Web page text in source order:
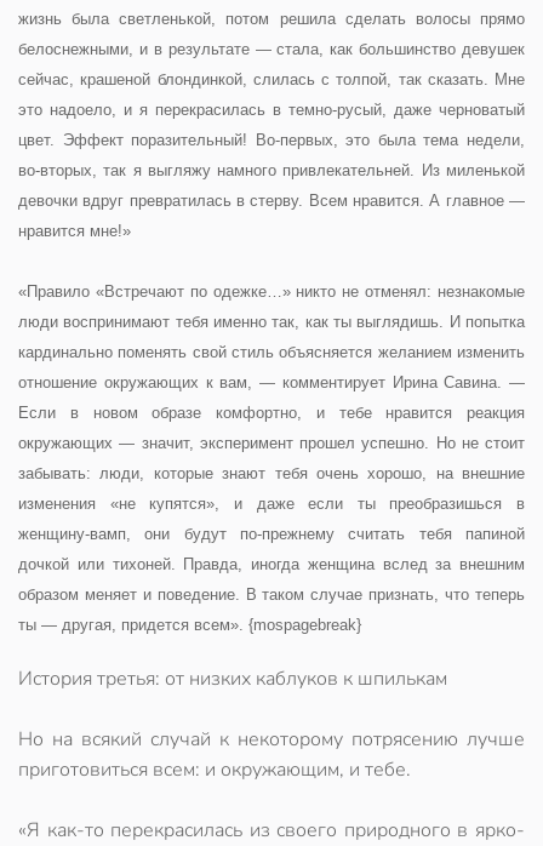
жизнь была светленькой, потом решила сделать волосы прямо
белоснежными, и в результате — стала, как большинство девушек
сейчас, крашеной блондинкой, слилась с толпой, так сказать. Мне
это надоело, и я перекрасилась в темно-русый, даже черноватый
цвет. Эффект поразительный! Во-первых, это была тема недели,
во-вторых, так я выгляжу намного привлекательней. Из миленькой
девочки вдруг превратилась в стерву. Всем нравится. А главное —
нравится мне!»
«Правило «Встречают по одежке…» никто не отменял: незнакомые
люди воспринимают тебя именно так, как ты выглядишь. И попытка
кардинально поменять свой стиль объясняется желанием изменить
отношение окружающих к вам, — комментирует Ирина Савина. —
Если в новом образе комфортно, и тебе нравится реакция
окружающих — значит, эксперимент прошел успешно. Но не стоит
забывать: люди, которые знают тебя очень хорошо, на внешние
изменения «не купятся», и даже если ты преобразишься в
женщину-вамп, они будут по-прежнему считать тебя папиной
дочкой или тихоней. Правда, иногда женщина вслед за внешним
образом меняет и поведение. В таком случае признать, что теперь
ты — другая, придется всем». {mospagebreak}
История третья: от низких каблуков к шпилькам
Но на всякий случай к некоторому потрясению лучше
приготовиться всем: и окружающим, и тебе.
«Я как-то перекрасилась из своего природного в ярко-